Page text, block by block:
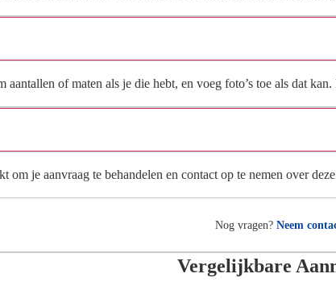
aantallen of maten als je die hebt, en voeg foto’s toe als dat
om je aanvraag te behandelen en contact op te nemen over
Nog vragen? Neem
Vergelijkbare